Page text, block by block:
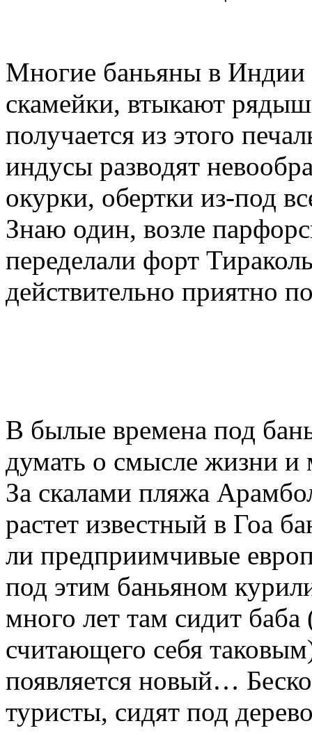
Многие баньяны в Индии
скамейки, втыкают
получается из этого
индусы разводят
окурки, обертки из-под
Знаю один, возле
переделали форт
действительно приятно
В былые времена под
думать о смысле жизни и
За скалами пляжа
растет известный в Гоа
ли предприимчивые
под этим баньяном
много лет там сидит
считающего себя
появляется новый…
туристы, сидят под